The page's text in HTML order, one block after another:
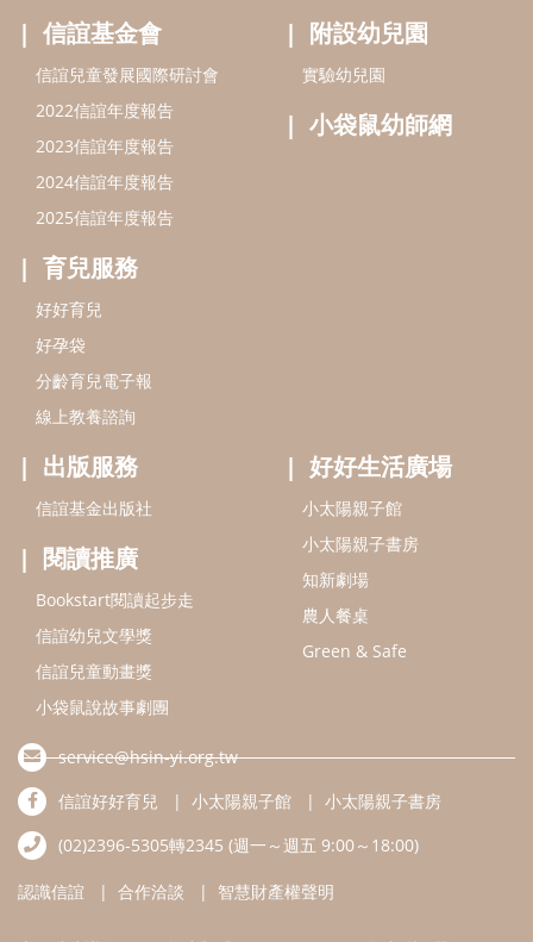
信誼基金會
信誼兒童發展國際研討會
2022信誼年度報告
2023信誼年度報告
2024信誼年度報告
2025信誼年度報告
育兒服務
好好育兒
好孕袋
分齡育兒電子報
線上教養諮詢
附設幼兒園
實驗幼兒園
小袋鼠幼師網
出版服務
信誼基金出版社
閱讀推廣
Bookstart閱讀起步走
信誼幼兒文學獎
信誼兒童動畫獎
小袋鼠說故事劇團
好好生活廣場
小太陽親子館
小太陽親子書房
知新劇場
農人餐桌
Green & Safe
service@hsin-yi.org.tw
信誼好好育兒
小太陽親子館
小太陽親子書房
(02)2396-5305轉2345 (週一～週五 9:00～18:00)
認識信誼 合作洽談 智慧財產權聲明